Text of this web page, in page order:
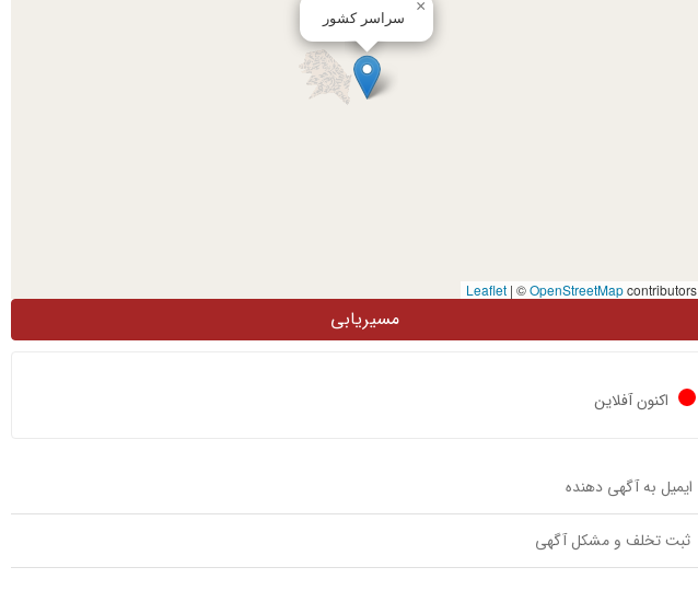
سراسر کشور
×
| ©OpenStreetMapcontributors
مسیریابی
اکنون آفلاین
ایمیل به آگهی دهنده
ثبت تخلف و مشکل آگهی